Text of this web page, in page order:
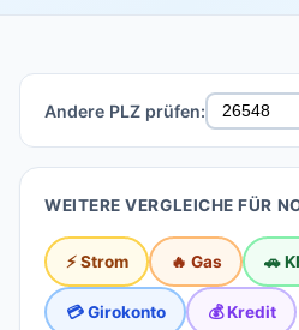
Andere PLZ prüfen:
WEITERE VERGLEICHE FÜR
⚡ Strom 🔥 Gas 🚗
💳 Girokonto 💰 Kredit